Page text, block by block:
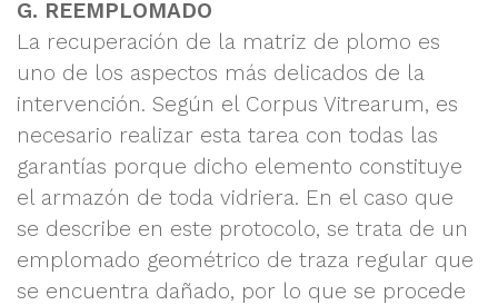
G. REEMPLOMADO
La recuperación de la matriz de plomo es
uno de los aspectos más delicados de la
intervención. Según el Corpus Vitrearum, es
necesario realizar esta tarea con todas las
garantías porque dicho elemento constituye
el armazón de toda vidriera. En el caso que
se describe en este protocolo, se trata de un
emplomado geométrico de traza regular que
se encuentra dañado, por lo que se procede